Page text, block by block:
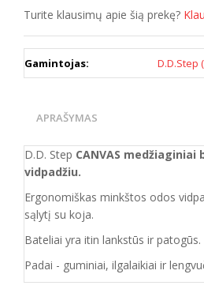
Turite klausimų apie šią prekę?
Gamintojas: D.D.Step
APRAŠYMAS
D.D. Step CANVAS medžiaginiai
vidpadžiu.
Ergonomiškas minkštos odos
sąlytį su koja.
Bateliai yra itin lankstūs ir patogūs.
Padai - guminiai, ilgalaikiai ir